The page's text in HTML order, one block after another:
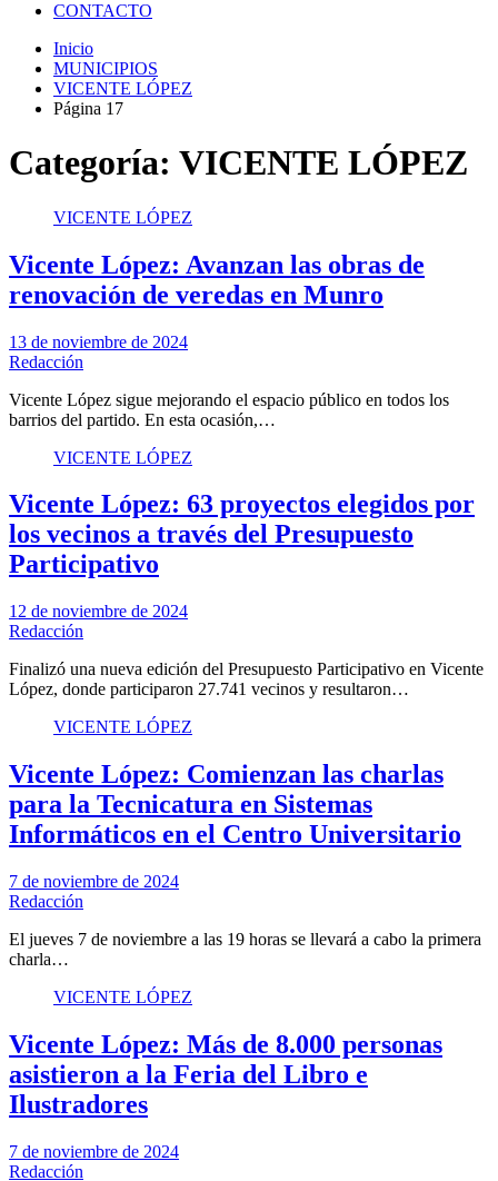
CONTACTO
Inicio
MUNICIPIOS
VICENTE LÓPEZ
Página 17
Categoría: VICENTE LÓPEZ
VICENTE LÓPEZ
Vicente López: Avanzan las obras de
renovación de veredas en Munro
13 de noviembre de 2024
Redacción
Vicente López sigue mejorando el espacio público en todos los
barrios del partido. En esta ocasión,…
VICENTE LÓPEZ
Vicente López: 63 proyectos elegidos por
los vecinos a través del Presupuesto
Participativo
12 de noviembre de 2024
Redacción
Finalizó una nueva edición del Presupuesto Participativo en Vicente
López, donde participaron 27.741 vecinos y resultaron…
VICENTE LÓPEZ
Vicente López: Comienzan las charlas
para la Tecnicatura en Sistemas
Informáticos en el Centro Universitario
7 de noviembre de 2024
Redacción
El jueves 7 de noviembre a las 19 horas se llevará a cabo la primera
charla…
VICENTE LÓPEZ
Vicente López: Más de 8.000 personas
asistieron a la Feria del Libro e
Ilustradores
7 de noviembre de 2024
Redacción